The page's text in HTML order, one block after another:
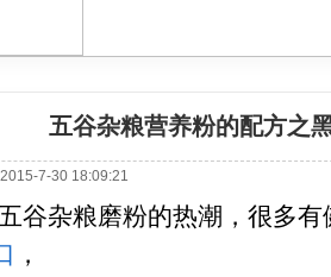
五谷杂粮营养粉的配方之
7-30 18:09:21
杂粮磨粉的热潮，很多有
，